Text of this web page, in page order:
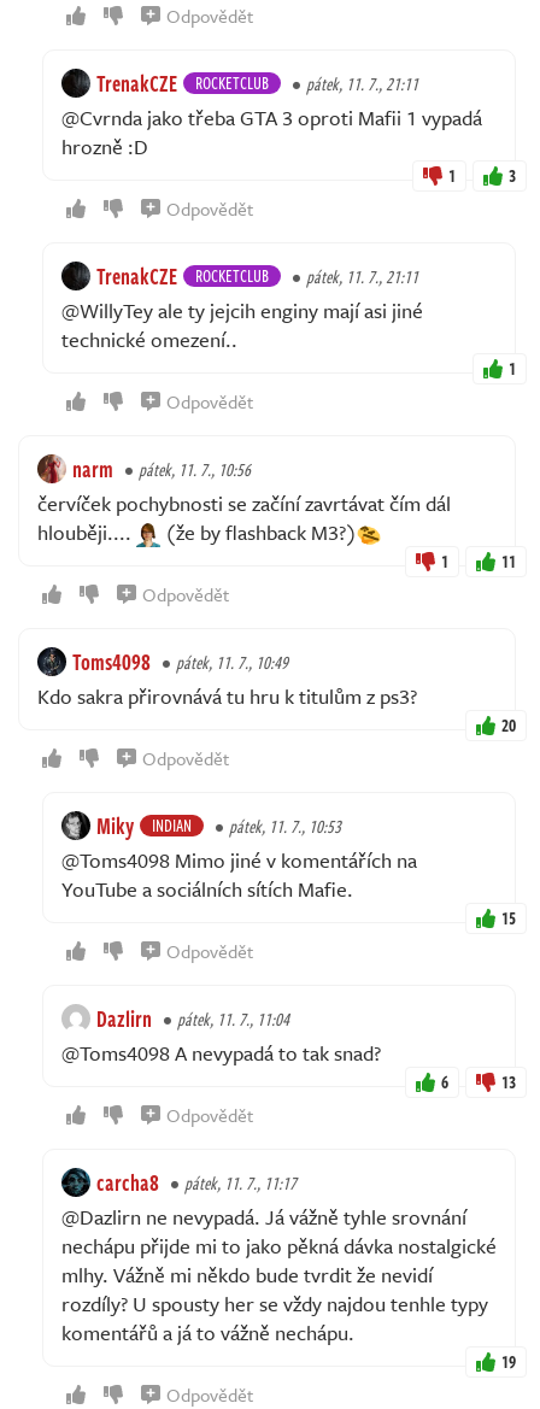
Odpovědět
TrenakCZE ROCKETCLUB pátek, 11. 7., 21:11
@Cvrnda jako třeba GTA 3 oproti Mafii 1 vypadá
hrozně :D
1 3
Odpovědět
TrenakCZE ROCKETCLUB pátek, 11. 7., 21:11
@WillyTey ale ty jejcih enginy mají asi jiné
technické omezení..
1
Odpovědět
narm pátek, 11. 7., 10:56
červíček pochybnosti se začíní zavrtávat čím dál
hlouběji....
(že by flashback M3?)
1 11
Odpovědět
Toms4098 pátek, 11. 7., 10:49
Kdo sakra přirovnává tu hru k titulům z ps3?
20
Odpovědět
Miky INDIAN pátek, 11. 7., 10:53
@Toms4098 Mimo jiné v komentářích na
YouTube a sociálních sítích Mafie.
15
Odpovědět
Dazlirn pátek, 11. 7., 11:04
@Toms4098 A nevypadá to tak snad?
6 13
Odpovědět
carcha8 pátek, 11. 7., 11:17
@Dazlirn ne nevypadá. Já vážně tyhle srovnání
nechápu přijde mi to jako pěkná dávka nostalgické
mlhy. Vážně mi někdo bude tvrdit že nevidí
rozdíly? U spousty her se vždy najdou tenhle typy
komentářů a já to vážně nechápu.
19
Odpovědět